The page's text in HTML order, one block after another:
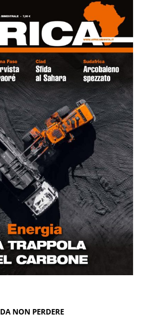
DA NON PERDERE